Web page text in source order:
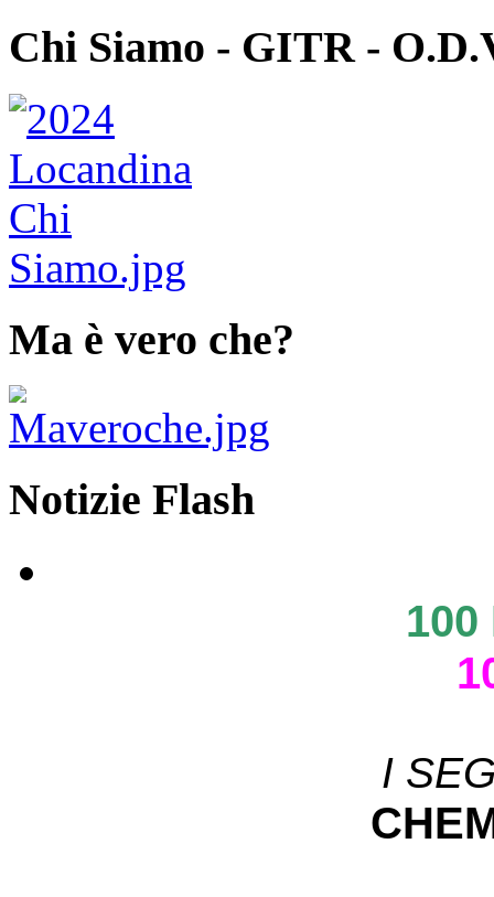
Chi Siamo - GITR -
Ma è vero che?
Notizie Flash
100
I